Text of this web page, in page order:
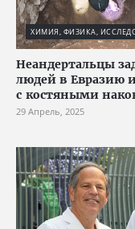
ХИМИЯ, ФИЗИКА,
Неандертальцы
людей в Евразию
с костяными
29 Апрель, 2025